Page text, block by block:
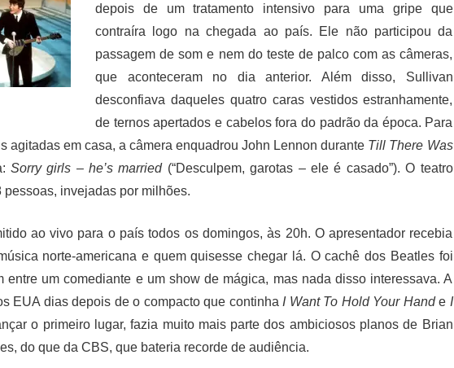
depois de um tratamento intensivo para uma gripe que
contraíra logo na chegada ao país. Ele não participou da
passagem de som e nem do teste de palco com as câmeras,
que aconteceram no dia anterior. Além disso, Sullivan
desconfiava daqueles quatro caras vestidos estranhamente,
de ternos apertados e cabelos fora do padrão da época. Para
agitadas em casa, a câmera enquadrou John Lennon durante Till There Was
Sorry girls – he’s married(“Desculpem, garotas – ele é casado”). O teatro
invejadas por milhões.
ao vivo para o país todos os domingos, às 20h. O apresentador recebia
norte-americana e quem quisesse chegar lá. O cachê dos Beatles foi
entre um comediante e um show de mágica, mas nada disso interessava. A
EUA dias depois de o compacto que continha I Want To Hold Your Hande I
o primeiro lugar, fazia muito mais parte dos ambiciosos planos de Brian
do que da CBS, que bateria recorde de audiência.